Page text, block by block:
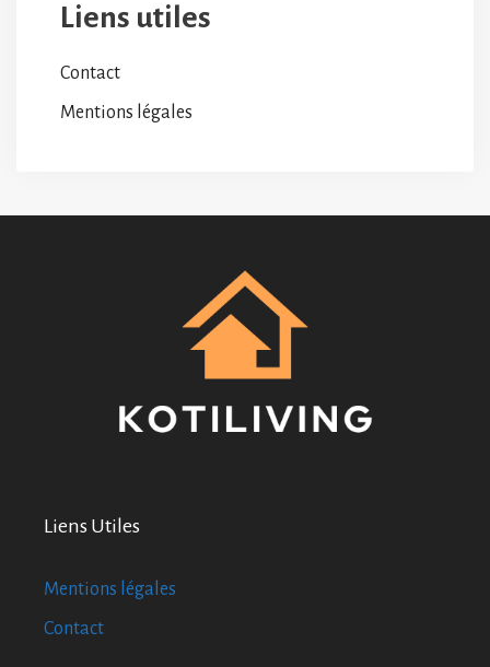
Liens utiles
Contact
Mentions légales
Liens Utiles
Mentions légales
Contact